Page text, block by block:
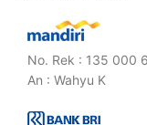
No. Rek : 135 000
An : Wahyu K